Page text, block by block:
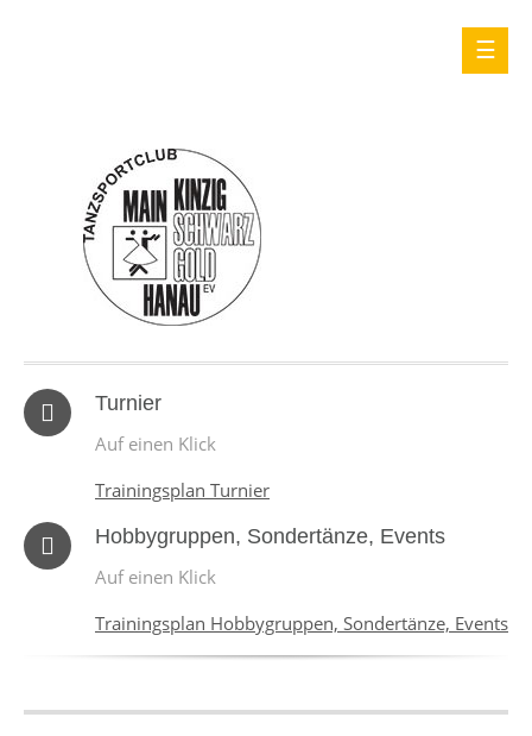
Turnier
Auf einen Klick
Trainingsplan Turnier
Hobbygruppen, Sondertänze, Events
Auf einen Klick
Trainingsplan Hobbygruppen, Sondertänze, Events